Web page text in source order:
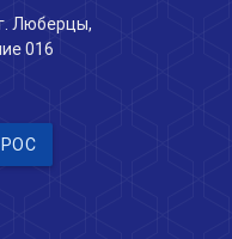
Люберцы,
016